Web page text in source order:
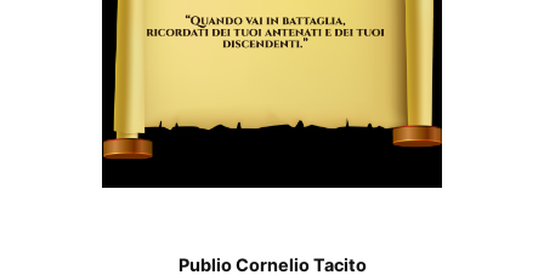
Publio Cornelio Tacito